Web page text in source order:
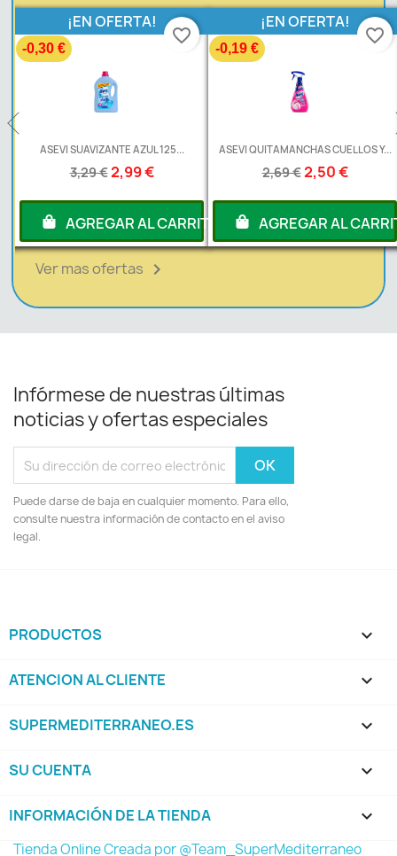
ASEVI SUAVIZANTE AZUL 125...
3,29 €2,99 €
¡EN OFERTA!
-0,30 €
AGREGAR AL CARRITO
favorite_border
ASEVI QUITAMANCHAS CUELLOS Y...
2,69 €2,50 €
¡EN OFERTA!
-0,19 €
AGREGAR AL
favorite_border
Ver mas ofertas 
Infórmese de nuestras últimas
noticias y ofertas especiales
Puede darse de baja en cualquier momento. Para ello,
consulte nuestra información de contacto en el aviso
legal.
PRODUCTOS 
ATENCION AL CLIENTE 
SUPERMEDITERRANEO.ES 
SU CUENTA 
INFORMACIÓN DE LA TIENDA keyboard_arrow_down
Tienda Online Creada por @Team_SuperMediterraneo